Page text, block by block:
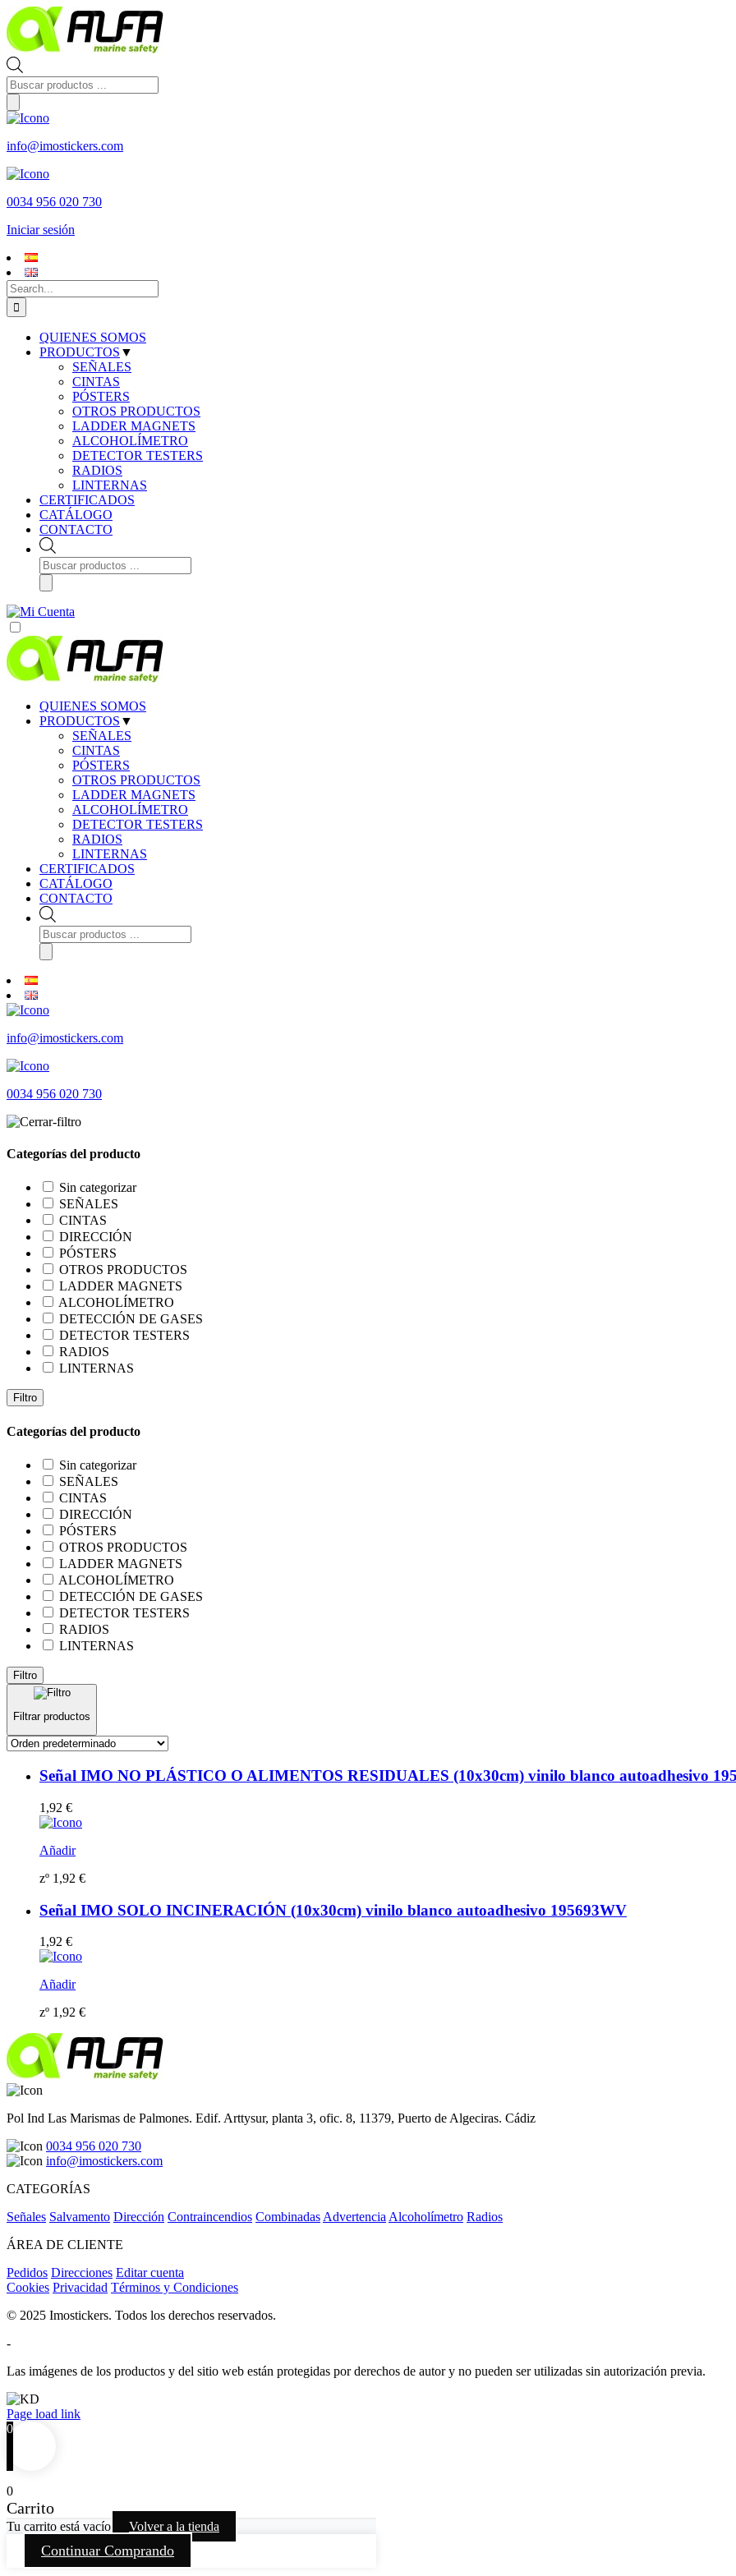
Skip
to
content
Búsqueda
de
productos
info@imostickers.com
0034 956 020 730
Iniciar sesión
Search
for:
QUIENES SOMOS
PRODUCTOS ▼
SEÑALES
CINTAS
PÓSTERS
OTROS PRODUCTOS
LADDER MAGNETS
ALCOHOLÍMETRO
DETECTOR TESTERS
RADIOS
LINTERNAS
CERTIFICADOS
CATÁLOGO
CONTACTO
Búsqueda
de
productos
QUIENES SOMOS
PRODUCTOS ▼
SEÑALES
CINTAS
PÓSTERS
OTROS PRODUCTOS
LADDER MAGNETS
ALCOHOLÍMETRO
DETECTOR TESTERS
RADIOS
LINTERNAS
CERTIFICADOS
CATÁLOGO
CONTACTO
Búsqueda
de
productos
info@imostickers.com
0034 956 020 730
Categorías del producto
Sin categorizar
SEÑALES
CINTAS
DIRECCIÓN
PÓSTERS
OTROS PRODUCTOS
LADDER MAGNETS
ALCOHOLÍMETRO
DETECCIÓN DE GASES
DETECTOR TESTERS
RADIOS
LINTERNAS
Filtro
Categorías del producto
Sin categorizar
SEÑALES
CINTAS
DIRECCIÓN
PÓSTERS
OTROS PRODUCTOS
LADDER MAGNETS
ALCOHOLÍMETRO
DETECCIÓN DE GASES
DETECTOR TESTERS
RADIOS
LINTERNAS
Filtro
Filtrar productos
Señal IMO NO PLÁSTICO O ALIMENTOS RESIDUALES (10x30cm) vinilo blanco autoadhesivo
1,92 €
Añadir
zº 1,92 €
Señal IMO SOLO INCINERACIÓN (10x30cm) vinilo blanco autoadhesivo 195693WV
1,92 €
Añadir
zº 1,92 €
Pol Ind Las Marismas de Palmones. Edif. Arttysur, planta 3, ofic. 8, 11379, Puerto de Algeciras. Cádiz
0034 956 020 730
info@imostickers.com
CATEGORÍAS
Señales Salvamento Dirección Contraincendios Combinadas Advertencia Alcoholímetro Radios
ÁREA DE CLIENTE
Pedidos Direcciones Editar cuenta
Cookies Privacidad Términos y Condiciones
© 2025 Imostickers. Todos los derechos reservados.
-
Las imágenes de los productos y del sitio web están protegidas por derechos de autor y no pueden ser utilizadas sin autorización previa.
Facebook
Twitter
Instagram
Pinterest
Page load link
0
0
Carrito
Tu carrito está vacío Volver a la tienda
Continuar Comprando